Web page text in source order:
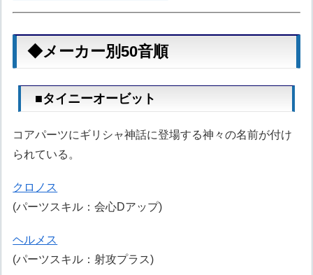
◆メーカー別50音順
■タイニーオービット
コアパーツにギリシャ神話に登場する神々の名前が付け
られている。
クロノス
(パーツスキル：会心Dアップ)
ヘルメス
(パーツスキル：射攻プラス)